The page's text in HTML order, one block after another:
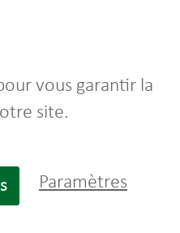
adaptés à
vous garantir la
site.
Paramètres